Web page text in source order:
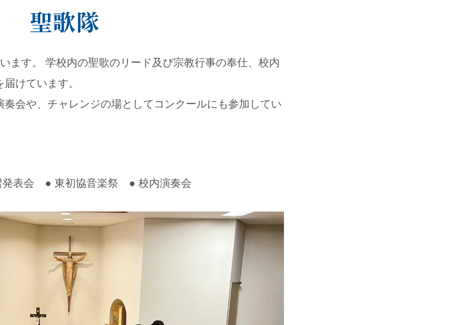
聖歌隊
ます。 学校内の聖歌のリード及び宗教行事の奉仕、校内
けています。
会や、チャレンジの場としてコンクールにも参加してい
表会 ● 東初協音楽祭 ● 校内演奏会